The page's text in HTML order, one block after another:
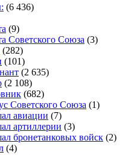
(6 436)
(9)
Советского Союза (3)
(282)
(101)
(2 635)
(2 108)
(682)
Советского Союза (1)
авиации (7)
артиллерии (3)
бронетанковых войск (2)
(4)